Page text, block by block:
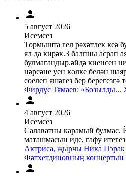
5 август 2026
Исемсез
Тормышта гел рәхәтлек кеә
ял да кирәк.3 балпны асрап
булмагандыр.әйдә киенсен
нәрсәне уен көлке белән
сөелеп яшәгез бер берегезгә
Фирдүс Тямаев: «Бозылды...
4 август 2026
Исемсез
Салаватны карамый
маташмасын иде, гафу
Актриса, җырчы Ника Пэрак
Фәтхетдиновның концертын